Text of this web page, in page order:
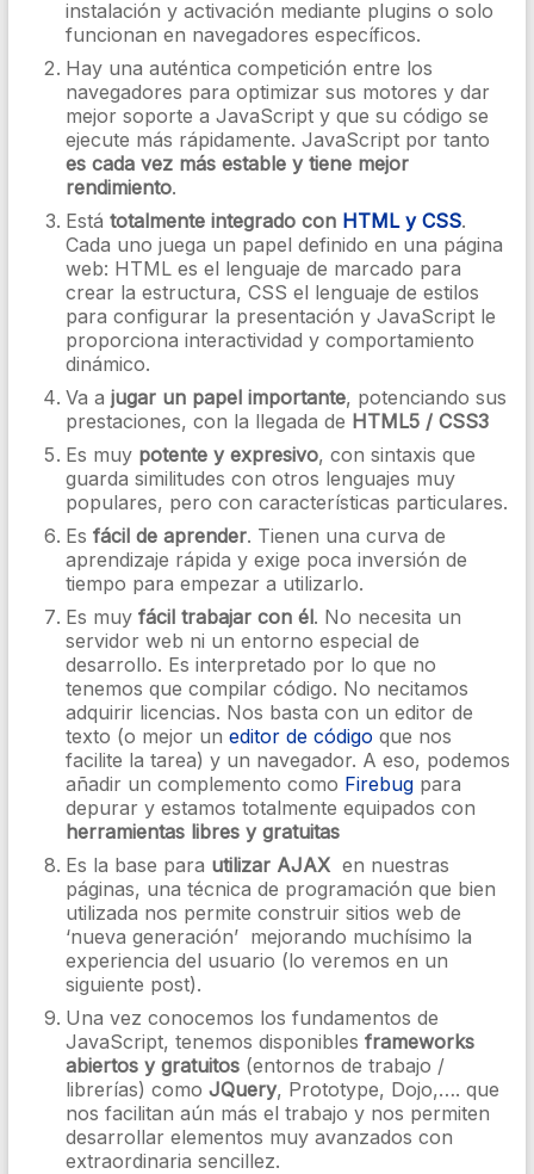
instalación y activación mediante plugins o solo
funcionan en navegadores específicos.
Hay una auténtica competición entre los
navegadores para optimizar sus motores y dar
mejor soporte a JavaScript y que su código se
ejecute más rápidamente. JavaScript por tanto
es cada vez más estable y tiene mejor
rendimiento.
Está totalmente integrado con HTML y CSS.
Cada uno juega un papel definido en una página
web: HTML es el lenguaje de marcado para
crear la estructura, CSS el lenguaje de estilos
para configurar la presentación y JavaScript le
proporciona interactividad y comportamiento
dinámico.
Va a jugar un papel importante, potenciando sus
prestaciones, con la llegada de HTML5 / CSS3
Es muypotente y expresivo, con sintaxis que
guarda similitudes con otros lenguajes muy
populares, pero con características particulares.
Es fácil de aprender. Tienen una curva de
aprendizaje rápida y exige poca inversión de
tiempo para empezar a utilizarlo.
Es muy fácil trabajar con él. No necesita un
servidor web ni un entorno especial de
desarrollo. Es interpretado por lo que no
tenemos que compilar código. No necitamos
adquirir licencias. Nos basta con un editor de
texto (o mejor un editor de código que nos
facilite la tarea) y un navegador. A eso, podemos
añadir un complemento como Firebug para
depurar y estamos totalmente equipados con
herramientas libres y gratuitas
Es la base para utilizar AJAX en nuestras
páginas, una técnica de programación que bien
utilizada nos permite construir sitios web de
‘nueva generación’ mejorando muchísimo la
experiencia del usuario (lo veremos en un
siguiente post).
Una vez conocemos los fundamentos de
JavaScript, tenemos disponibles frameworks
abiertos y gratuitos(entornos de trabajo /
librerías) como JQuery, Prototype, Dojo,…. que
nos facilitan aún más el trabajo y nos permiten
desarrollar elementos muy avanzados con
extraordinaria sencillez.